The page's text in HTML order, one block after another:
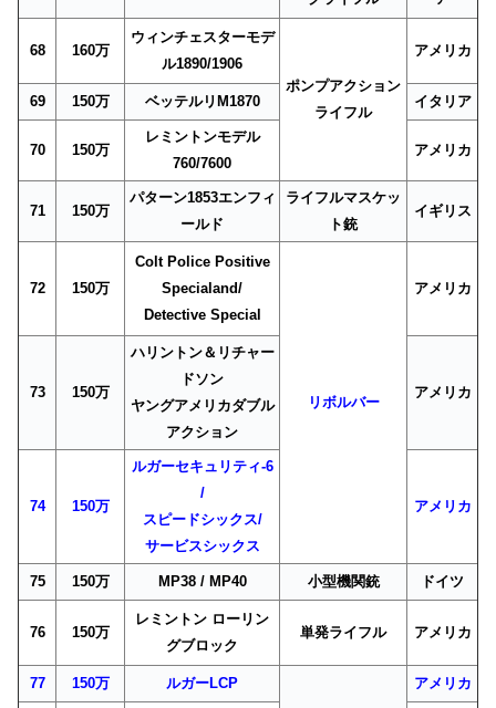
68 160万
ウィンチェスターモデ
ル1890/1906
ポンプアクション
ライフル
アメリカ
69 150万 ベッテルリM1870 イタリア
70 150万
レミントンモデル
760/7600
アメリカ
71 150万
パターン1853エンフィ
ールド
ライフルマスケッ
ト銃
イギリス
72 150万
Colt Police Positive
Specialand/
Detective Special
リボルバー
アメリカ
73 150万
ハリントン＆リチャー
ドソン
ヤングアメリカダブル
アクション
アメリカ
74 150万
ルガーセキュリティ-6
/
スピードシックス/
サービスシックス
アメリカ
75 150万 MP38 / MP40 小型機関銃 ドイツ
76 150万
レミントン ローリン
グブロック
単発ライフル アメリカ
77 150万 ルガーLCP アメリカ